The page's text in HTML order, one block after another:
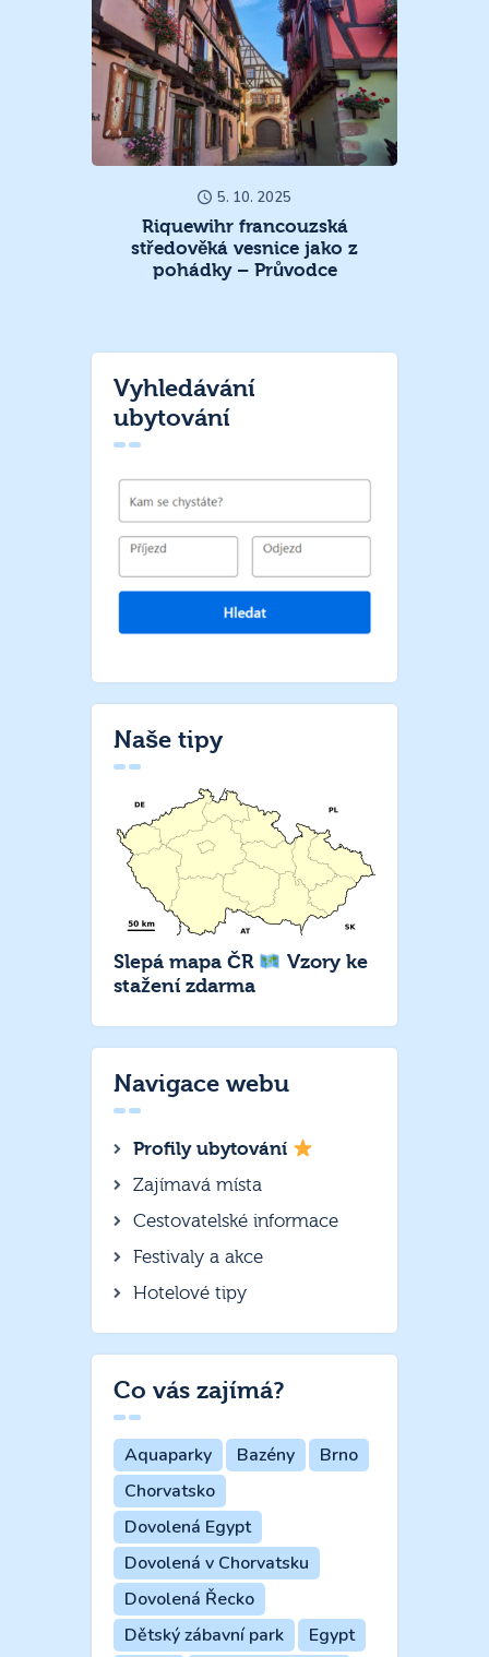
5. 10. 2025
Riquewihr francouzská
středověká vesnice jako z
pohádky – Průvodce
Vyhledávání
ubytování
Naše tipy
Slepá mapa ČR
Vzory ke
stažení zdarma
Navigace webu
Profily ubytování
Zajímavá místa
Cestovatelské informace
Festivaly a akce
Hotelové tipy
Co vás zajímá?
Aquaparky Bazény
Brno
Chorvatsko
Dovolená Egypt
Dovolená v Chorvatsku
Dovolená Řecko
Dětský zábavní park
Egypt